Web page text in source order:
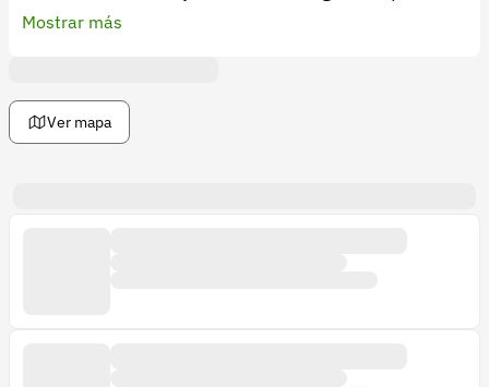
permiten a los agricultores prosperar mientras
comprometidos con la preservación del medio ambiente
y la creación de un futuro agrícola equilibrado y
rentable.
Mostrar más
Ver mapa